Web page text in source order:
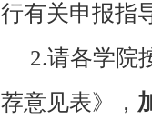
行有关申报指
2.请各学院
荐意见表》，